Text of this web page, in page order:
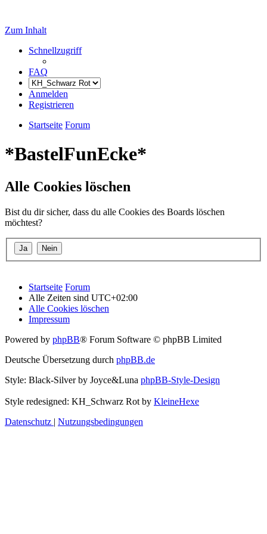
Zum Inhalt
Schnellzugriff
FAQ
Anmelden
Registrieren
Startseite Forum
*BastelFunEcke*
Alle Cookies löschen
Bist du dir sicher, dass du alle Cookies des Boards löschen
möchtest?
Startseite Forum
Alle Zeiten sind UTC+02:00
Alle Cookies löschen
Impressum
Powered by phpBB® Forum Software © phpBB Limited
Deutsche Übersetzung durch phpBB.de
Style: Black-Silver by Joyce&Luna phpBB-Style-Design
Style redesigned: KH_Schwarz Rot by KleineHexe
Datenschutz | Nutzungsbedingungen